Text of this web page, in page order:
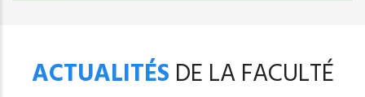
ACTUALITÉS DE LA FACULTÉ